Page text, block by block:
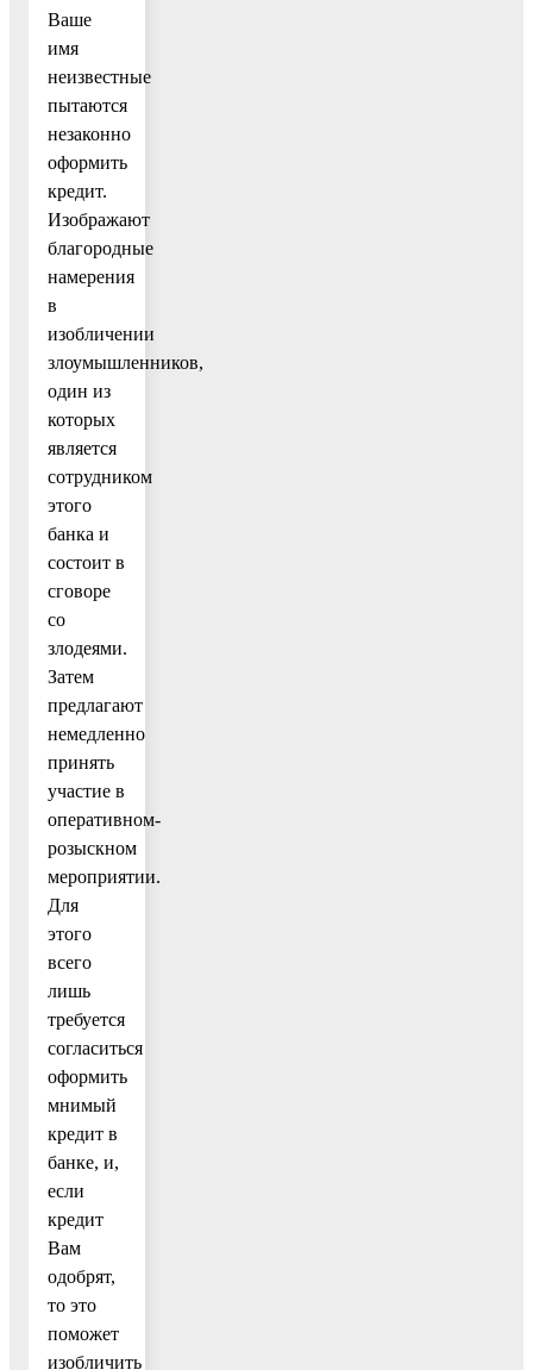
Ваше
имя
неизвестные
пытаются
незаконно
оформить
кредит.
Изображают
благородные
намерения
в
изобличении
злоумышленников,
один из
которых
является
сотрудником
этого
банка и
состоит в
сговоре
со
злодеями.
Затем
предлагают
немедленно
принять
участие в
оперативном-
розыскном
мероприятии.
Для
этого
всего
лишь
требуется
согласиться
оформить
мнимый
кредит в
банке, и,
если
кредит
Вам
одобрят,
то это
поможет
изобличить